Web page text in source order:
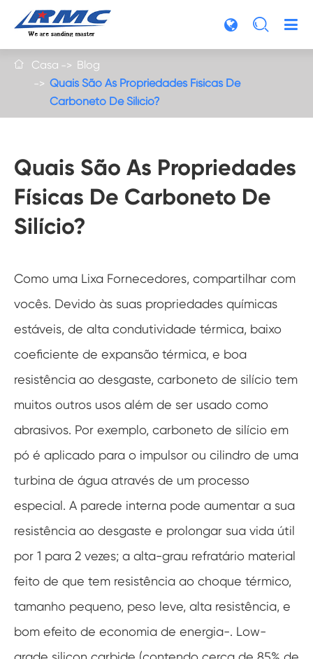

 Casa
Blog
Quais São As Propriedades Físicas De
Carboneto De Silício?
Quais São As Propriedades
Físicas De Carboneto De
Silício?
Como uma Lixa Fornecedores, compartilhar com
vocês. Devido às suas propriedades químicas
estáveis, de alta condutividade térmica, baixo
coeficiente de expansão térmica, e boa
resistência ao desgaste, carboneto de silício tem
muitos outros usos além de ser usado como
abrasivos. Por exemplo, carboneto de silício em
pó é aplicado para o impulsor ou cilindro de uma
turbina de água através de um processo
especial. A parede interna pode aumentar a sua
resistência ao desgaste e prolongar sua vida útil
por 1 para 2 vezes; a alta-grau refratário material
feito de que tem resistência ao choque térmico,
tamanho pequeno, peso leve, alta resistência, e
bom efeito de economia de energia-. Low-